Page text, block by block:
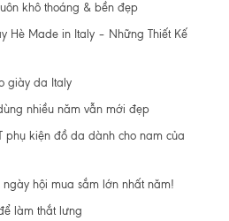
khô thoáng & bền đẹp
Hè Made in Italy – Những Thiết Kế
giày da Italy
nhiều năm vẫn mới đẹp
phụ kiện đồ da dành cho nam của
hội mua sắm lớn nhất năm!
làm thắt lưng